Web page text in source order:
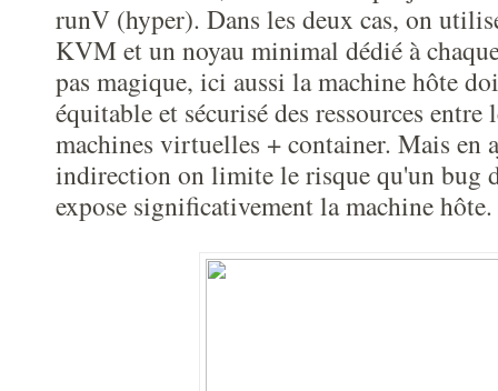
runV (hyper). Dans les deux cas, on
KVM et un noyau minimal dédié à
pas magique, ici aussi la machine hôte
équitable et sécurisé des ressources entre
machines virtuelles + container. Mais en
indirection on limite le risque qu'un bug
expose significativement la machine hôte.